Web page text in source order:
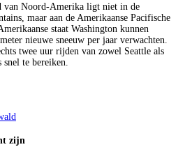
van Noord-Amerika ligt niet in de
maar aan de Amerikaanse Pacifische
staat Washington kunnen
nieuwe sneeuw per jaar verwachten.
twee uur rijden van zowel Seattle als
te bereiken.
zijn